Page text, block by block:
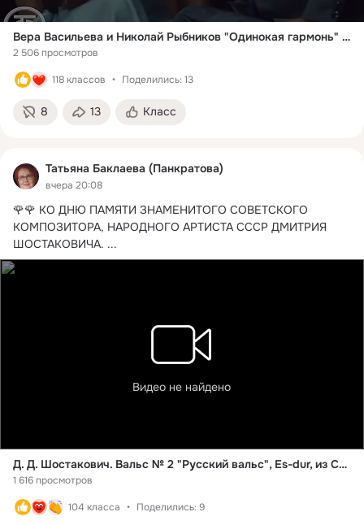
Вера Васильева и Николай Рыбников "Одинокая гармонь" (1981)
2 506 просмотров
118 классов Поделились: 13
8 13 Класс
Татьяна Баклаева (Панкратова)
вчера 20:08
🌹🌹 КО ДНЮ ПАМЯТИ ЗНАМЕНИТОГО СОВЕТСКОГО
КОМПОЗИТОРА, НАРОДНОГО АРТИСТА СССР ДМИТРИЯ
ШОСТАКОВИЧА. ...
Видео не найдено
Д. Д. Шостакович. Вальс № 2 "Русский вальс", Es-dur, из Сюиты для джазового оркестра, Соч. 99. Hauser (Степан Хаузер).
1 616 просмотров
104 класса Поделились: 9